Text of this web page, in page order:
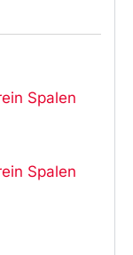
Spalen
Spalen